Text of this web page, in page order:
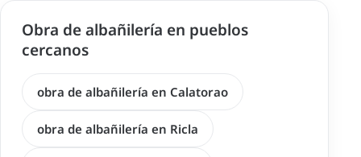
Obra de albañilería en pueblos
cercanos
obra de albañilería en Calatorao
obra de albañilería en Ricla